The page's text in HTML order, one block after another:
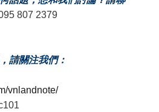
807 2379
請關注我們：
vnlandnote/